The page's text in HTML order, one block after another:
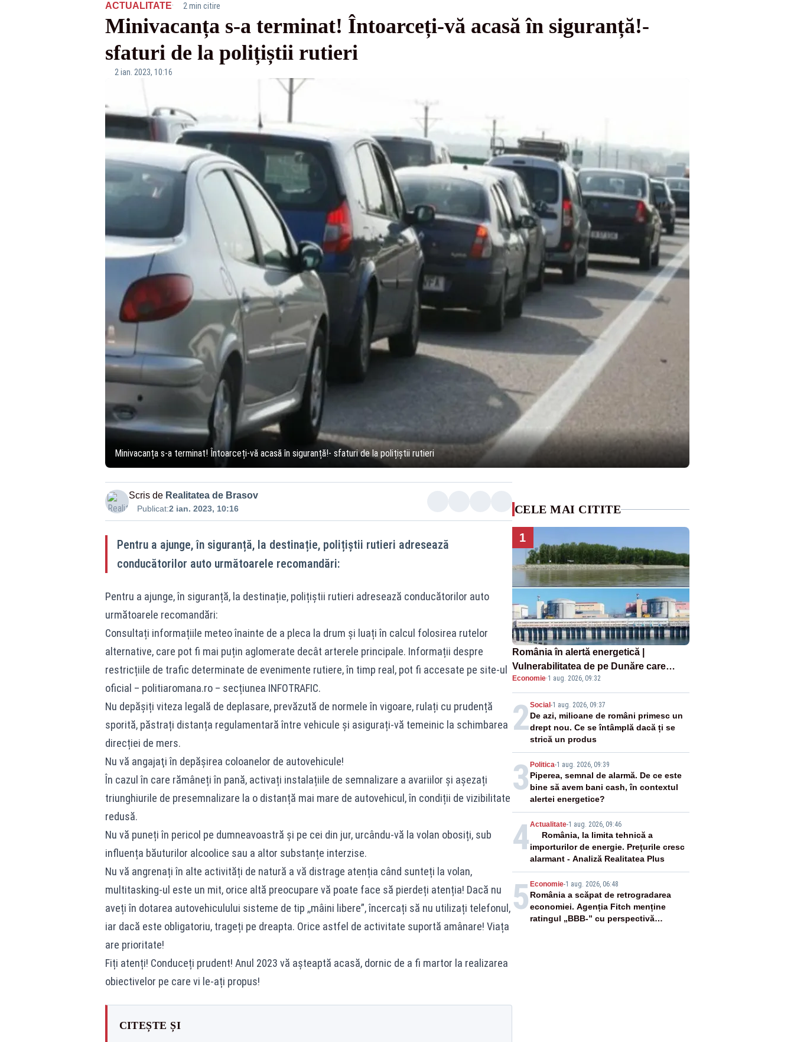
ACTUALITATE· 2 min citire
Minivacanța s-a terminat! Întoarceți-vă acasă în siguranță!-
sfaturi de la polițiștii rutieri
2 ian. 2023, 10:16
Minivacanța s-a terminat! Întoarceți-vă acasă în siguranță!- sfaturi de la polițiștii rutieri
Scris de Realitatea de Brasov
Publicat:2 ian. 2023, 10:16
Pentru a ajunge, în siguranță, la destinație, polițiștii rutieri adresează
conducătorilor auto următoarele recomandări:
Pentru a ajunge, în siguranță, la destinație, polițiștii rutieri adresează conducătorilor auto
următoarele recomandări:
Consultați informațiile meteo înainte de a pleca la drum și luați în calcul folosirea rutelor
alternative, care pot fi mai puțin aglomerate decât arterele principale. Informații despre
restricțiile de trafic determinate de evenimente rutiere, în timp real, pot fi accesate pe site-ul
oficial – politiaromana.ro – secțiunea INFOTRAFIC.
Nu depășiți viteza legală de deplasare, prevăzută de normele în vigoare, rulați cu prudență
sporită, păstrați distanța regulamentară între vehicule și asigurați-vă temeinic la schimbarea
direcției de mers.
Nu vă angajaţi în depăşirea coloanelor de autovehicule!
În cazul în care rămâneți în pană, activați instalațiile de semnalizare a avariilor și așezați
triunghiurile de presemnalizare la o distanță mai mare de autovehicul, în condiții de vizibilitate
redusă.
Nu vă puneți în pericol pe dumneavoastră și pe cei din jur, urcându-vă la volan obosiți, sub
influența băuturilor alcoolice sau a altor substanțe interzise.
Nu vă angrenați în alte activități de natură a vă distrage atenția când sunteți la volan,
multitasking-ul este un mit, orice altă preocupare vă poate face să pierdeți atenția! Dacă nu
aveți în dotarea autovehiculului sisteme de tip ,,mâini libere”, încercați să nu utilizați telefonul,
iar dacă este obligatoriu, trageți pe dreapta. Orice astfel de activitate suportă amânare! Viața
are prioritate!
Fiți atenți! Conduceți prudent! Anul 2023 vă așteaptă acasă, dornic de a fi martor la realizarea
obiectivelor pe care vi le-ați propus!
CITEȘTE ȘI
CELE MAI CITITE
1
România în alertă energetică |
Vulnerabilitatea de pe Dunăre care
pune în pericol Centrala Cernavodă era
cunoscută de pe vremea lui Ceaușescu
Economie·1 aug. 2026, 09:32
2Social -1 aug. 2026, 09:37
De azi, milioane de români primesc un
drept nou. Ce se întâmplă dacă ți se
strică un produs
3 Politica-1 aug. 2026, 09:39
Piperea, semnal de alarmă. De ce este
bine să avem bani cash, în contextul
alertei energetice?
4Actualitate-1 aug. 2026, 09:46
România, la limita tehnică a
importurilor de energie. Prețurile cresc
alarmant - Analiză Realitatea Plus
5 Economie-1 aug. 2026, 06:48
România a scăpat de retrogradarea
economiei. Agenția Fitch menține
ratingul „BBB-” cu perspectivă